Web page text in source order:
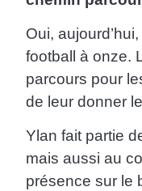
Oui,
football à onze.
parcours pour
de leur donner
Ylan fait partie
mais aussi au
présence sur le